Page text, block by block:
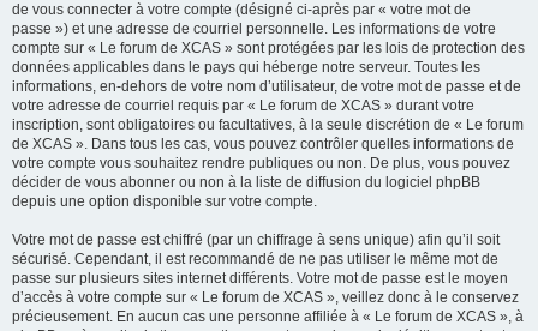
de vous connecter à votre compte (désigné ci-après par « votre mot de
passe ») et une adresse de courriel personnelle. Les informations de votre
compte sur « Le forum de XCAS » sont protégées par les lois de protection des
données applicables dans le pays qui héberge notre serveur. Toutes les
informations, en-dehors de votre nom d’utilisateur, de votre mot de passe et de
votre adresse de courriel requis par « Le forum de XCAS » durant votre
inscription, sont obligatoires ou facultatives, à la seule discrétion de « Le forum
de XCAS ». Dans tous les cas, vous pouvez contrôler quelles informations de
votre compte vous souhaitez rendre publiques ou non. De plus, vous pouvez
décider de vous abonner ou non à la liste de diffusion du logiciel phpBB
depuis une option disponible sur votre compte.
Votre mot de passe est chiffré (par un chiffrage à sens unique) afin qu’il soit
sécurisé. Cependant, il est recommandé de ne pas utiliser le même mot de
passe sur plusieurs sites internet différents. Votre mot de passe est le moyen
d’accès à votre compte sur « Le forum de XCAS », veillez donc à le conservez
précieusement. En aucun cas une personne affiliée à « Le forum de XCAS », à